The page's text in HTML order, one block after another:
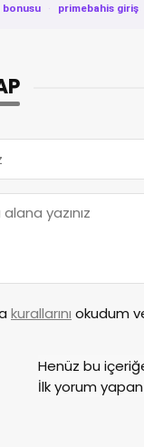
bonusu
· primebahis giriş
kurallarını okudum
Henüz bu
İlk yorum